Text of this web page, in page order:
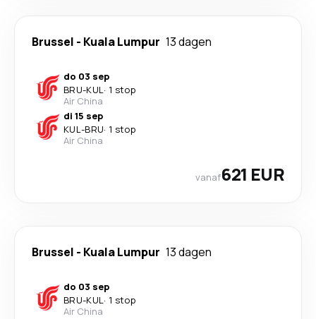
Brussel - Kuala Lumpur 13 dagen
do 03 sep
BRU-KUL· 1 stop
Air China
di 15 sep
KUL-BRU· 1 stop
Air China
vanaf621 EUR
Brussel - Kuala Lumpur 13 dagen
do 03 sep
BRU-KUL· 1 stop
Air China